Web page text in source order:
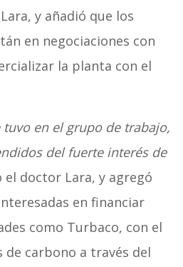
y añadió que los
en negociaciones con
la planta con el
tuvo en el grupo de trabajo,
del fuerte interés de
doctor Lara, y agregó
en financiar
como Turbaco, con el
carbono a través del